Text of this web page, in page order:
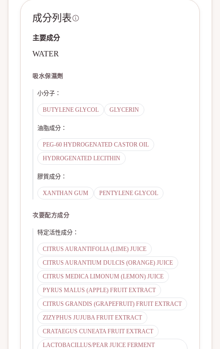
成分列表
主要成分
WATER
吸水保濕劑
小分子 ：
BUTYLENE GLYCOL GLYCERIN
油脂成分 ：
PEG-60 HYDROGENATED CASTOR OIL
HYDROGENATED LECITHIN
膠質成分 ：
XANTHAN GUM PENTYLENE GLYCOL
次要配方成分
特定活性成分 ：
CITRUS AURANTIFOLIA (LIME) JUICE
CITRUS AURANTIUM DULCIS (ORANGE) JUICE
CITRUS MEDICA LIMONUM (LEMON) JUICE
PYRUS MALUS (APPLE) FRUIT EXTRACT
CITRUS GRANDIS (GRAPEFRUIT) FRUIT EXTRACT
ZIZYPHUS JUJUBA FRUIT EXTRACT
CRATAEGUS CUNEATA FRUIT EXTRACT
LACTOBACILLUS/PEAR JUICE FERMENT